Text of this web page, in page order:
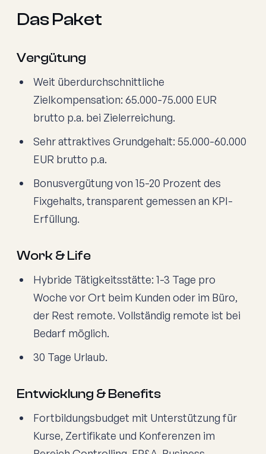
Das Paket
Vergütung
Weit überdurchschnittliche
Zielkompensation: 65.000-75.000 EUR
brutto p.a. bei Zielerreichung.
Sehr attraktives Grundgehalt: 55.000-60.000
EUR brutto p.a.
Bonusvergütung von 15-20 Prozent des
Fixgehalts, transparent gemessen an KPI-
Erfüllung.
Work & Life
Hybride Tätigkeitsstätte: 1-3 Tage pro
Woche vor Ort beim Kunden oder im Büro,
der Rest remote. Vollständig remote ist bei
Bedarf möglich.
30 Tage Urlaub.
Entwicklung & Benefits
Fortbildungsbudget mit Unterstützung für
Kurse, Zertifikate und Konferenzen im